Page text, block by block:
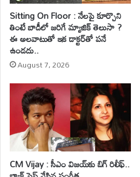
Sitting On Floor : నేలపై కూర్చొని
తింటే బాడీలో జరిగే మ్యాజిక్ తెలుసా ?
ఈ అలవాటుతో ఇక డాక్టర్‌తో పనే
ఉండదు..
August 7, 2026
CM Vijay : సీఎం విజయ్‌కు బిగ్ రిలీఫ్..